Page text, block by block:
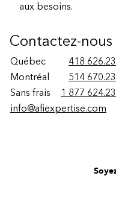
aux besoins.
Contactez-nous
Québec
418
Montréal
514
Sans frais
1 877
info@afiexpertise.com